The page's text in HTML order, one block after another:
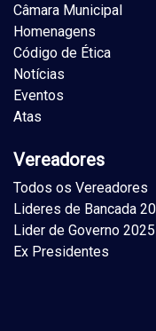
Câmara Municipal
Homenagens
Código de Ética
Notícias
Eventos
Atas
Vereadores
Todos os Vereadores
Lideres de Bancada
Lider de Governo 2025
Ex Presidentes